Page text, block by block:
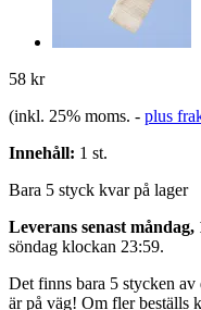
58 kr
(inkl. 25% moms. - plus
Innehåll: 1 st.
Bara 5 styck kvar på lager
Leverans senast måndag,
söndag klockan 23:59.
Det finns bara 5 stycken
är på väg! Om fler beställs